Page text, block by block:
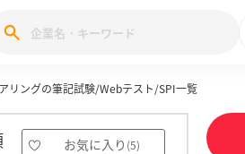
ーン
リングの筆記試験/Webテスト/SPI一覧
お気に入り (5)